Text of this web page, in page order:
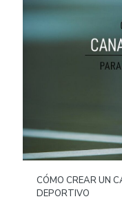
CÓMO CREAR UN
DEPORTIVO